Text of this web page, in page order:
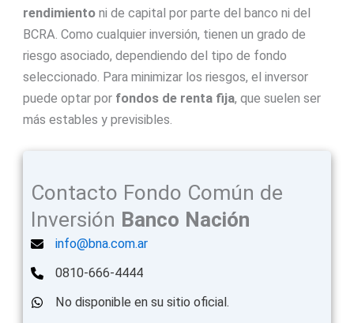
rendimientoni de capital por parte del banco ni del
BCRA. Como cualquier inversión, tienen un grado de
riesgo asociado, dependiendo del tipo de fondo
seleccionado. Para minimizar los riesgos, el inversor
puede optar por fondos de renta fija, que suelen ser
más estables y previsibles.
Contacto Fondo Común de
Inversión Banco Nación
info@bna.com.ar
0810-666-4444
No disponible en su sitio oficial.